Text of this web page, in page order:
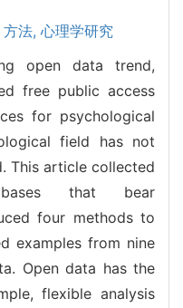
方法, 心理学研究
open data trend,
free public access
for psychological
field has not
This article collected
that bear
four methods to
examples from nine
Open data has the
flexible analysis